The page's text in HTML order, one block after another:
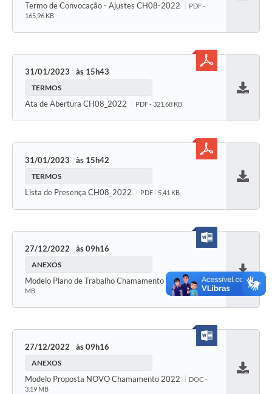
Termo de Convocação - Ajustes CH08-2022
PDF -
165,96 KB
31/01/2023 15h43
TERMOS
Ata de Abertura CH08_2022 PDF - 321,68 KB
31/01/2023 15h42
TERMOS
Lista de Presença CH08_2022 PDF - 5,41 KB
27/12/2022 09h16
ANEXOS
Modelo Plano de Trabalho Chamamento
DOCX - 3,16
MB
Baixar
27/12/2022 09h16
ANEXOS
Modelo Proposta NOVO Chamamento 2022
DOC -
3,19 MB